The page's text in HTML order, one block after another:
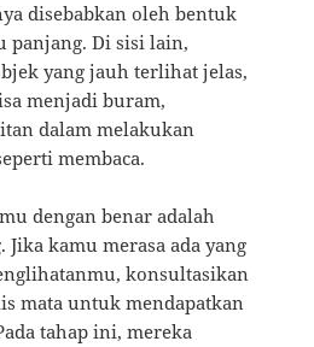
disebabkan oleh bentuk
panjang. Di sisi lain,
yang jauh terlihat jelas,
menjadi buram,
dalam melakukan
membaca.
dengan benar adalah
kamu merasa ada yang
konsultasikan
mata untuk mendapatkan
tahap ini, mereka